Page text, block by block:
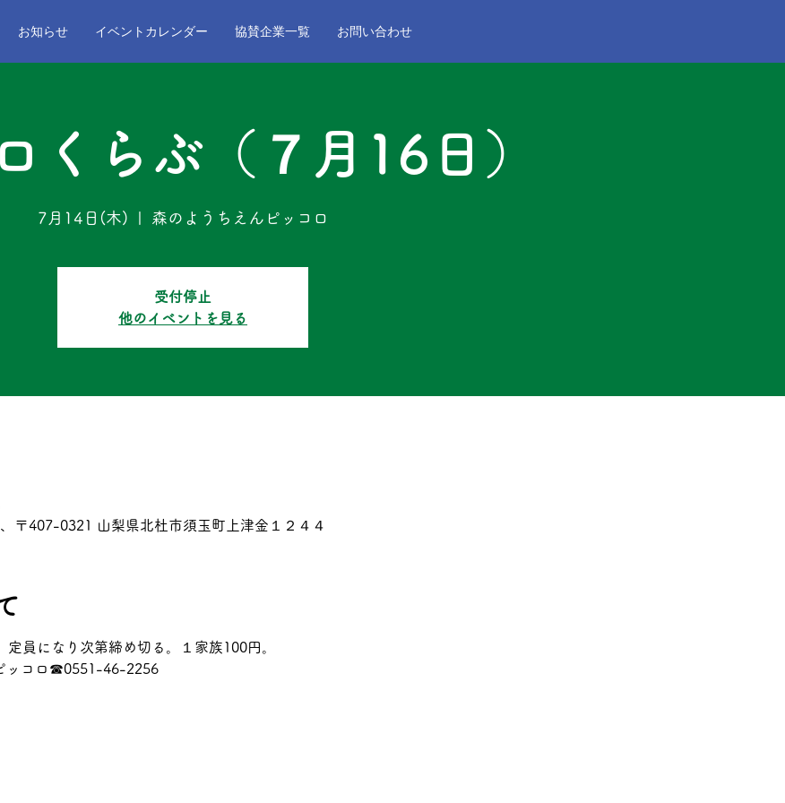
お知らせ イベントカレンダー 協賛企業一覧 お問い合わせ
くらぶ（７月16日）
7月14日(木) 森のようちえんピッコロ
受付停止
他のイベントを見る
〒407-0321 山梨県北杜市須玉町上津金１２４４
員になり次第締め切る。１家族100円。
ッコロ☎0551-46-2256